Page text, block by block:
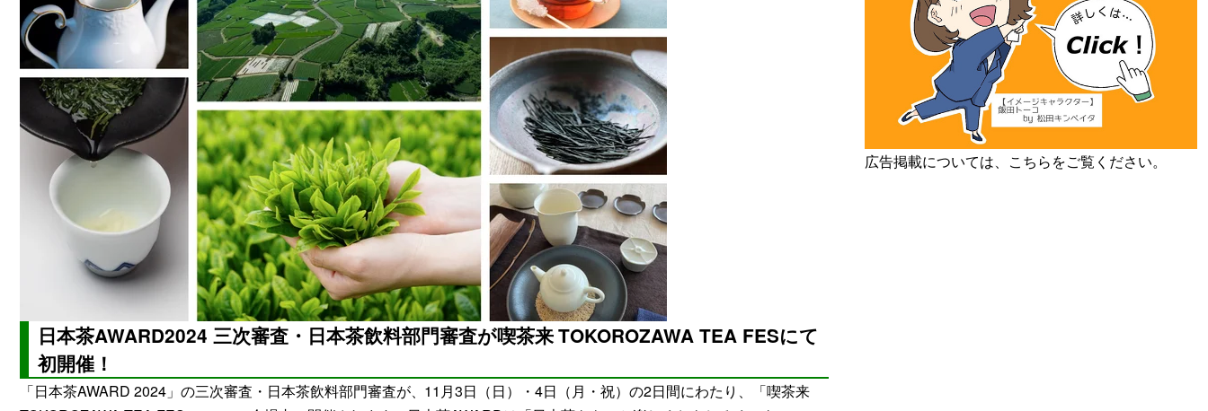
日本茶AWARD2024 三次審査・日本茶飲料部門審査が喫茶来 TOKOROZAWA TEA FESにて
初開催！
「日本茶AWARD 2024」の三次審査・日本茶飲料部門審査が、11月3日（日）・4日（月・祝）の2日間にわたり、「喫茶来
広告掲載については、こちらをご覧ください。